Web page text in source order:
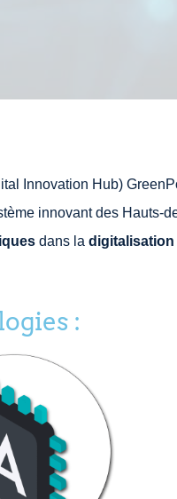
Innovation Hub)
innovant des Hauts-
dans la digitalisation
: